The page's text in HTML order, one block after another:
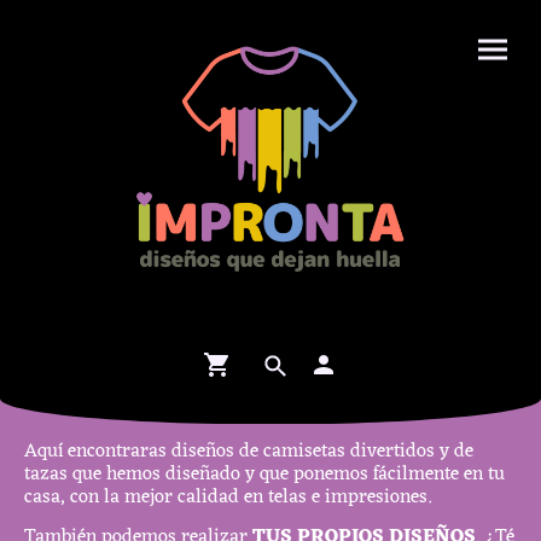
Aquí encontraras diseños de camisetas divertidos y de
tazas que hemos diseñado y que ponemos fácilmente en tu
casa, con la mejor calidad en telas e impresiones.